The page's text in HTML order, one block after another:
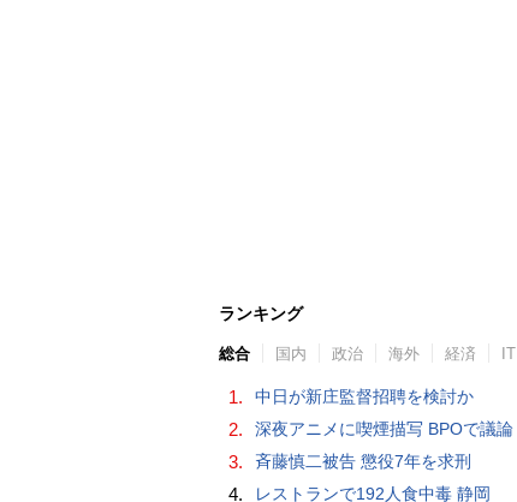
ランキング
総合 国内 政治 海外 経済 IT
1. 中日が新庄監督招聘を検討か
2. 深夜アニメに喫煙描写 BPOで議論
3. 斉藤慎二被告 懲役7年を求刑
4. レストランで192人食中毒 静岡